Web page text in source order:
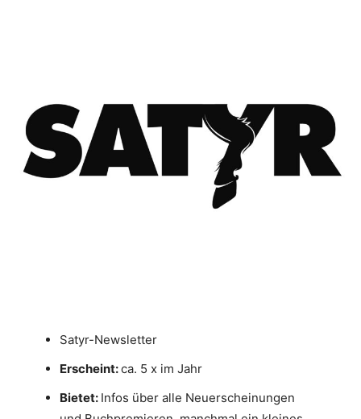
Satyr-Newsletter
Erscheint:ca. 5 x im Jahr
Bietet: Infos über alle Neuerscheinungen